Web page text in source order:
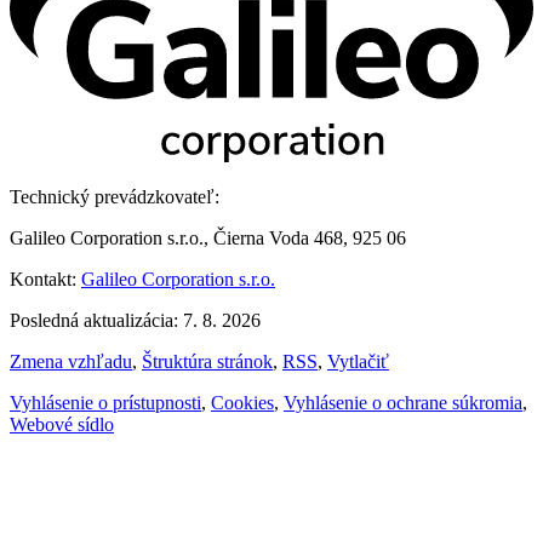
Technický prevádzkovateľ:
Galileo Corporation s.r.o., Čierna Voda 468, 925 06
Kontakt: Galileo Corporation s.r.o.
Posledná aktualizácia: 7. 8. 2026
Zmena vzhľadu, Štruktúra stránok, RSS, Vytlačiť
Vyhlásenie o prístupnosti, Cookies, Vyhlásenie o ochrane súkromia,
Webové sídlo